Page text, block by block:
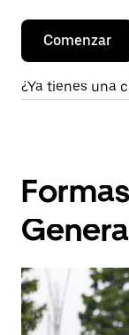
Comenzar
¿Ya tienes una